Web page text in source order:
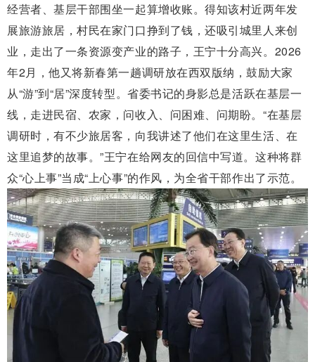
经营者、基层干部围坐一起算增收账。得知该村近两年发
展旅游旅居，村民在家门口挣到了钱，还吸引城里人来创
业，走出了一条资源变产业的路子，王宁十分高兴。2026
年2月，他又将新春第一趟调研放在西双版纳，鼓励大家
从“游”到“居”深度转型。省委书记的身影总是活跃在基层一
线，走进民宿、农家，问收入、问困难、问期盼。“在基层
调研时，有不少旅居客，向我讲述了他们在这里生活、在
这里追梦的故事。”王宁在给网友的回信中写道。这种将群
众“心上事”当成“上心事”的作风，为全省干部作出了示范。